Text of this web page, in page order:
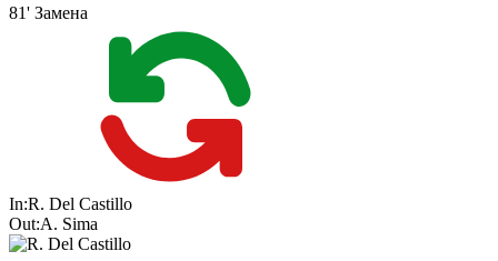
81' Замена
In:R. Del Castillo
Out:A. Sima